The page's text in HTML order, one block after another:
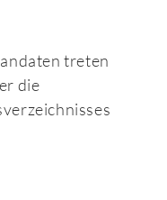
treten
die